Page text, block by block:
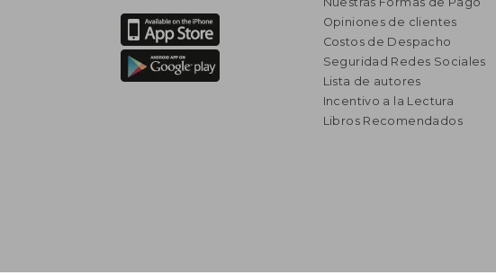
Opiniones de clientes
Costos de Despacho
Seguridad Redes Sociales
Lista de autores
Incentivo a la Lectura
Libros Recomendados